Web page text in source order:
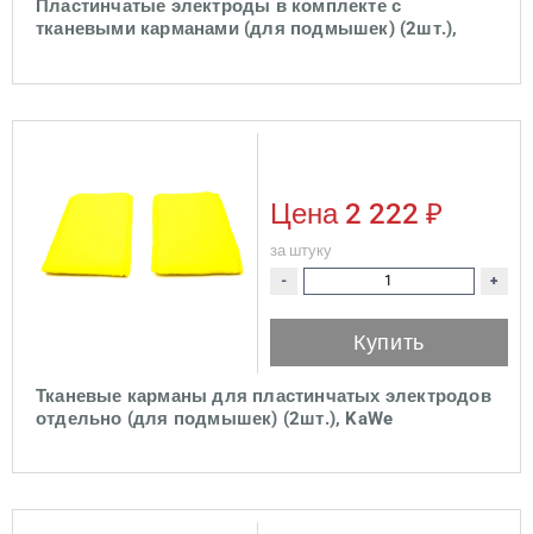
Пластинчатые электроды в комплекте с
тканевыми карманами (для подмышек) (2шт.),
Тканевые карманы для пластинчатых электродов
отдельно (для подмышек) (2шт.), KaWe
Цена 2 222 ₽
за штуку
- +
Купить